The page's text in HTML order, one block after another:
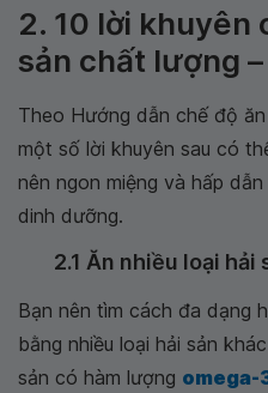
2. 10 lời khuyên
sản chất lượng
Theo Hướng dẫn chế độ
một số lời khuyên sau có
nên ngon miệng và hấp
dinh dưỡng.
2.1 Ăn nhiều loại hải
Bạn nên tìm cách đa dạng
bằng nhiều loại hải sản
sản có hàm lượng omega-